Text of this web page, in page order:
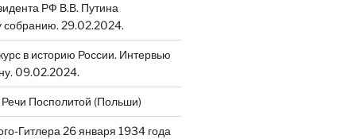
РФ В.В. Путина
29.02.2024.
в историю России. Интервью
09.02.2024.
Посполитой (Польши)
Гитлера 26 января 1934 года